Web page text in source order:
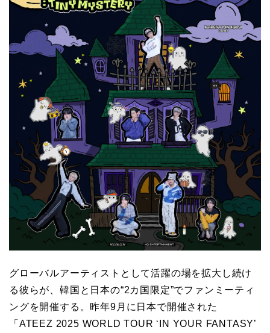
グローバルアーティストとして活躍の場を拡大し続け
る彼らが、韓国と日本の“2カ国限定”でファンミーティ
ングを開催する。昨年9月に日本で開催された
「ATEEZ 2025 WORLD TOUR ‘IN YOUR FANTASY’